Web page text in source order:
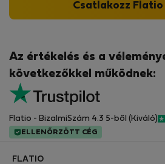
Az értékelés és a
következőkkel működnek:
Flatio - BizalmiSzám 4.3 5-ből (Kiváló)
ELLENŐRZÖTT CÉG
Csatlakozz Flatio
FLATIO